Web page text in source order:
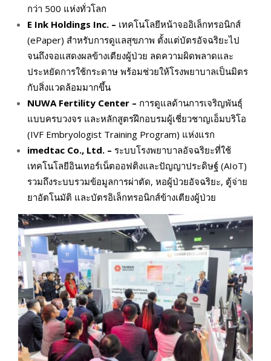
กว่า 500 แห่งทั่วโลก
E Ink Holdings Inc. – เทคโนโลยีหน้าจออิเล็กทรอนิกส์
(ePaper) สำหรับการดูแลสุขภาพ ตั้งแต่บัตรอัจฉริยะไป
จนถึงจอแสดงผลข้างเตียงผู้ป่วย ลดความผิดพลาดและ
ประหยัดการใช้กระดาษ พร้อมช่วยให้โรงพยาบาลเป็นมิตร
กับสิ่งแวดล้อมมากขึ้น
NUWA Fertility Center – การดูแลด้านการเจริญพันธุ์
แบบครบวงจร และหลักสูตรฝึกอบรมผู้เชี่ยวชาญเอ็มบริโอ
(IVF Embryologist Training Program) แห่งแรก
imedtac Co., Ltd. – ระบบโรงพยาบาลอัจฉริยะที่ใช้
เทคโนโลยีอินเทอร์เน็ตออฟติงและปัญญาประดิษฐ์ (AIoT)
รวมถึงระบบรวมข้อมูลการผ่าตัด, หอผู้ป่วยอัจฉริยะ, ตู้จ่าย
ยาอัตโนมัติ และบัตรอิเล็กทรอนิกส์ข้างเตียงผู้ป่วย